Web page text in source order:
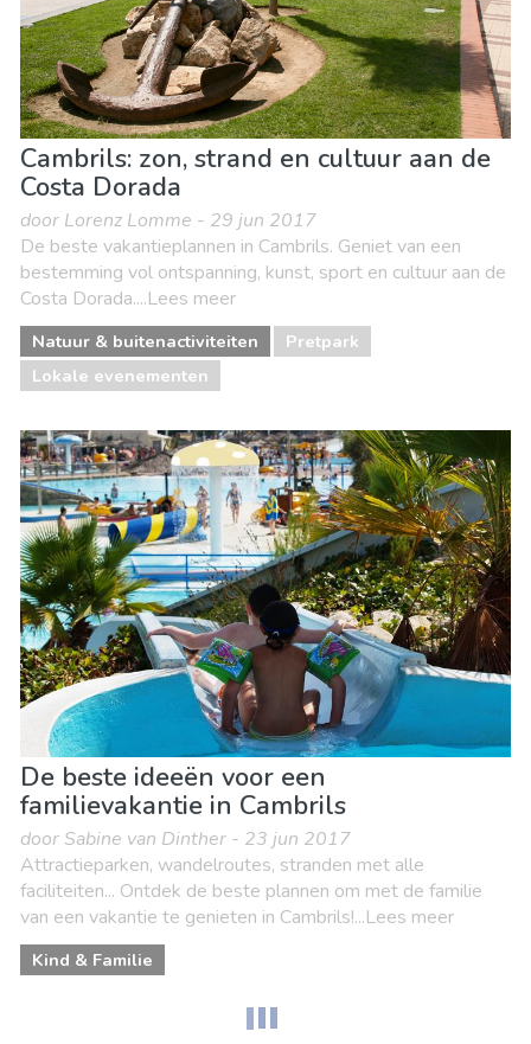
Cambrils: zon, strand en cultuur aan de
Costa Dorada
door Lorenz Lomme - 29 jun 2017
De beste vakantieplannen in Cambrils. Geniet van een
bestemming vol ontspanning, kunst, sport en cultuur aan de
Costa Dorada....Lees meer
Natuur & buitenactiviteiten
Pretpark
Lokale evenementen
De beste ideeën voor een
familievakantie in Cambrils
door Sabine van Dinther - 23 jun 2017
Attractieparken, wandelroutes, stranden met alle
faciliteiten... Ontdek de beste plannen om met de familie
van een vakantie te genieten in Cambrils!...Lees meer
Kind & Familie